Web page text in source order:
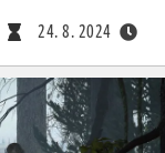
24. 8. 2024